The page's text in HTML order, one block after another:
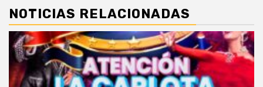
NOTICIAS RELACIONADAS